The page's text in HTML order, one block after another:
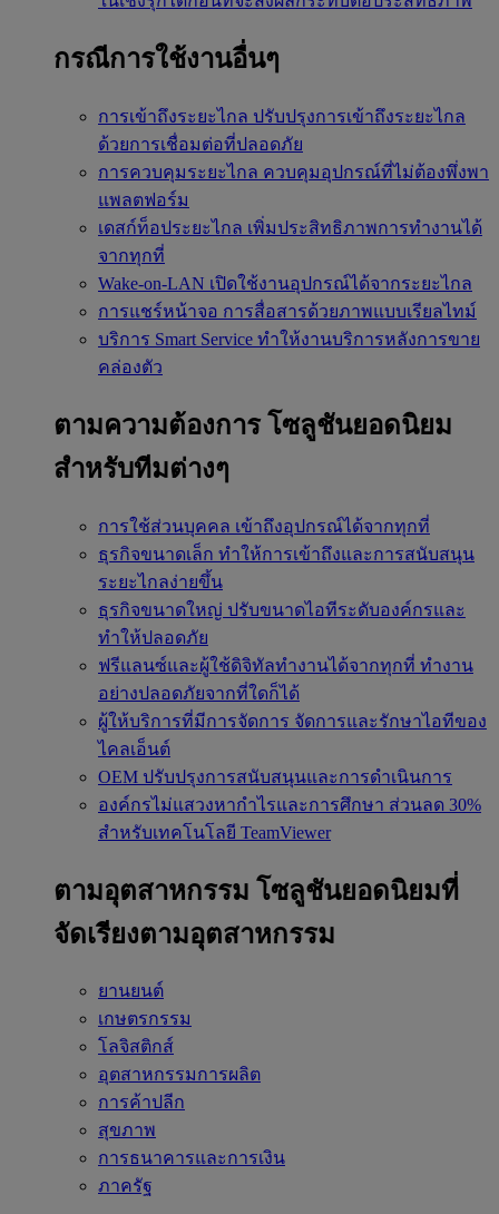
กรณีการใช้งานอื่นๆ
การเข้าถึงระยะไกล ปรับปรุงการเข้าถึงระยะไกล
ด้วยการเชื่อมต่อที่ปลอดภัย
การควบคุมระยะไกล ควบคุมอุปกรณ์ที่ไม่ต้องพึ่งพา
แพลตฟอร์ม
เดสก์ท็อประยะไกล เพิ่มประสิทธิภาพการทำงานได้
จากทุกที่
Wake-on-LAN เปิดใช้งานอุปกรณ์ได้จากระยะไกล
การแชร์หน้าจอ การสื่อสารด้วยภาพแบบเรียลไทม์
บริการ Smart Service ทำให้งานบริการหลังการขาย
คล่องตัว
ตามความต้องการ โซลูชันยอดนิยม
สำหรับทีมต่างๆ
การใช้ส่วนบุคคล เข้าถึงอุปกรณ์ได้จากทุกที่
ธุรกิจขนาดเล็ก ทำให้การเข้าถึงและการสนับสนุน
ระยะไกลง่ายขึ้น
ธุรกิจขนาดใหญ่ ปรับขนาดไอทีระดับองค์กรและ
ทำให้ปลอดภัย
ฟรีแลนซ์และผู้ใช้ดิจิทัลทำงานได้จากทุกที่ ทำงาน
อย่างปลอดภัยจากที่ใดก็ได้
ผู้ให้บริการที่มีการจัดการ จัดการและรักษาไอทีของ
ไคลเอ็นต์
OEM ปรับปรุงการสนับสนุนและการดำเนินการ
องค์กรไม่แสวงหากำไรและการศึกษา ส่วนลด 30%
สำหรับเทคโนโลยี TeamViewer
ตามอุตสาหกรรม โซลูชันยอดนิยมที่
จัดเรียงตามอุตสาหกรรม
ยานยนต์
เกษตรกรรม
โลจิสติกส์
อุตสาหกรรมการผลิต
การค้าปลีก
สุขภาพ
การธนาคารและการเงิน
ภาครัฐ